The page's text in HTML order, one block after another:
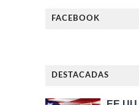
FACEBOOK
DESTACADAS